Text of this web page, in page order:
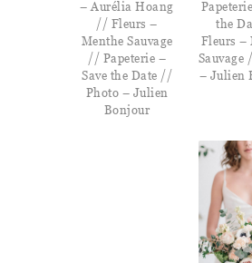
– Aurélia Hoang
// Fleurs –
Menthe Sauvage
// Papeterie –
Save the Date //
Photo – Julien
Bonjour
the
Fleurs –
Sauvage
– Julien